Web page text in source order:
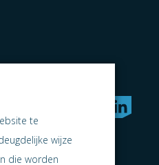
te
wijze
die worden